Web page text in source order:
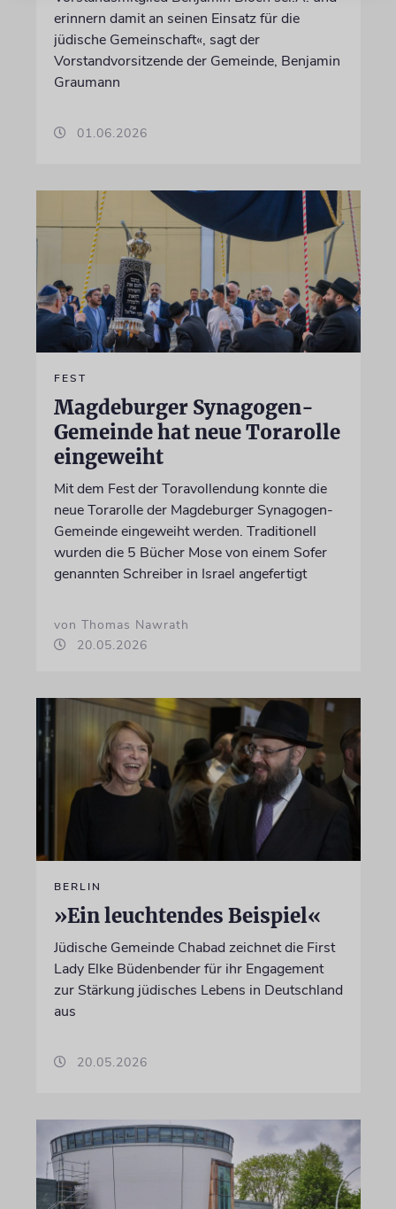
erinnern damit an seinen Einsatz für die
jüdische Gemeinschaft«, sagt der
Vorstandvorsitzende der Gemeinde, Benjamin
Graumann
01.06.2026
FEST
Magdeburger Synagogen-
Gemeinde hat neue Torarolle
eingeweiht
Mit dem Fest der Toravollendung konnte die
neue Torarolle der Magdeburger Synagogen-
Gemeinde eingeweiht werden. Traditionell
wurden die 5 Bücher Mose von einem Sofer
genannten Schreiber in Israel angefertigt
von Thomas Nawrath
20.05.2026
BERLIN
»Ein leuchtendes Beispiel«
Jüdische Gemeinde Chabad zeichnet die First
Lady Elke Büdenbender für ihr Engagement
zur Stärkung jüdisches Lebens in Deutschland
aus
20.05.2026